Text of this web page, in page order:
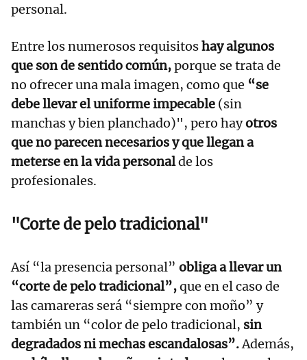
personal.
Entre los numerosos requisitoshay algunos
que son de sentido común,porque se trata de
no ofrecer una mala imagen, como que “se
debe llevar el uniforme impecable (sin
manchas y bien planchado)", pero hayotros
que no parecen necesarios y que llegan a
meterse en la vida personalde los
profesionales.
"Corte de pelo tradicional"
Así “la presencia personal” obliga a llevar un
“corte de pelo tradicional”,que en el caso de
las camareras será “siempre con moño” y
también un “color de pelo tradicional, sin
degradados ni mechas escandalosas”.Además,